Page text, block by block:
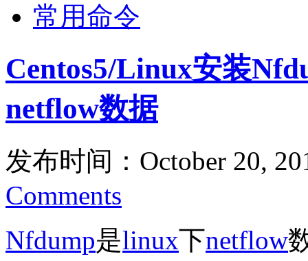
常用命令
Centos5/Linux安装
netflow数据
发布时间：October 20,
Comments
Nfdump是linux下netflow